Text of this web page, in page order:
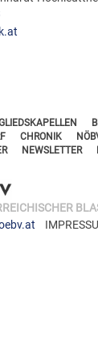
CHRONIK
NEWSLETTER